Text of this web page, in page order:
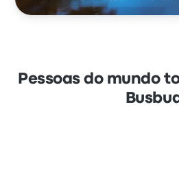
Pessoas do mundo
Busbud